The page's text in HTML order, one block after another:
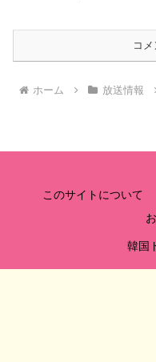
コ
ホーム 放送情報
このサイトについて
韓国